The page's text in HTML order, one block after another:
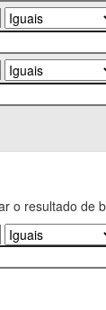
o resultado de